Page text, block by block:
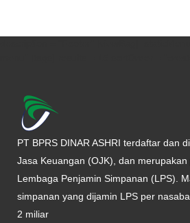
PT BPRS DINAR ASHRI terdaftar dan
Jasa Keuangan (OJK), dan
Lembaga Penjamin Simpanan (LPS).
simpanan yang dijamin LPS per
2 miliar